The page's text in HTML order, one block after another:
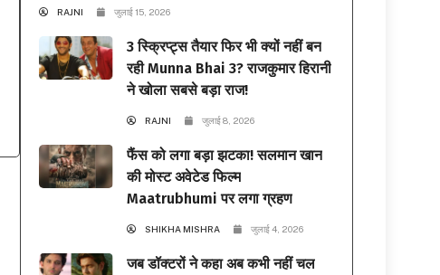
RAJNI जुलाई 15, 2026
3 स्क्रिप्ट्स तैयार फिर भी क्यों नहीं बन
रही Munna Bhai 3? राजकुमार हिरानी
ने खोला सबसे बड़ा राज!
RAJNI जुलाई 8, 2026
फैंस को लगा बड़ा झटका! सलमान खान
की मोस्ट अवेटेड फिल्म
Maatrubhumi पर लगा ग्रहण
SHIKHA MISHRA जुलाई 4, 2026
जब डॉक्टरों ने कहा अब कभी नहीं चल